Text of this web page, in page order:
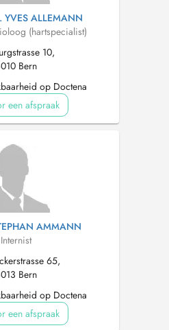
YVES ALLEMANN
(hartspecialist)
10,
Bern
op Doctena
een afspraak
AMMANN
Internist
65,
Bern
op Doctena
een afspraak